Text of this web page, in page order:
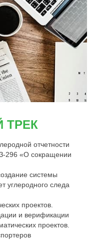
ТРЕК
отчетности
296 «О сокращении
системы
углеродного следа
проектов.
и верификации
проектов.